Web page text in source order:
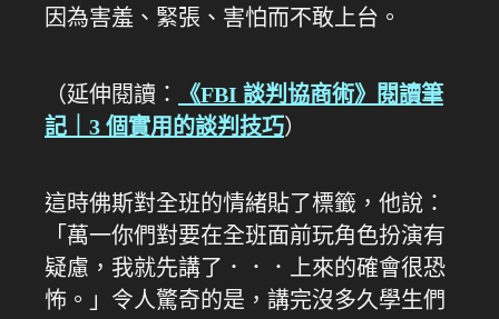
因為害羞、緊張、害怕而不敢上台。
（延伸閱讀：
《FBI 談判協商術》閱讀筆
記｜3 個實用的談判技巧）
這時佛斯對全班的情緒貼了標籤，他說：
「萬一你們對要在全班面前玩角色扮演有
疑慮，我就先講了．．．上來的確會很恐
怖。」令人驚奇的是，講完沒多久學生們